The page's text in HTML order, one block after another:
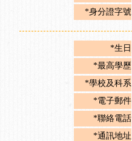
*身分證字號
*生日
*最高學歷
*學校及科系
*電子郵件
*聯絡電話
*通訊地址